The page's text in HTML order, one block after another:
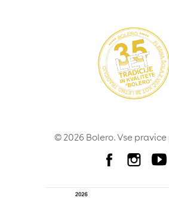
© 2026 Bolero. Vse